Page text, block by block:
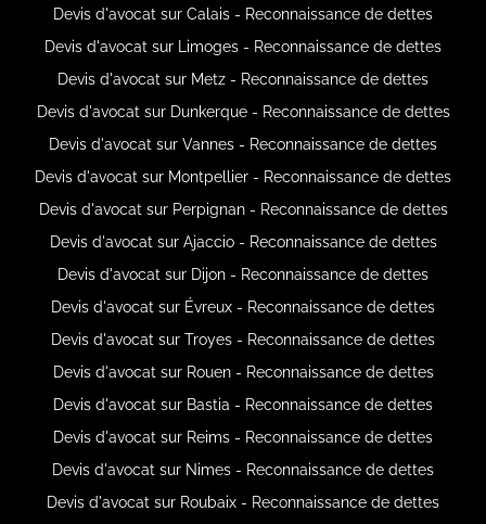
Devis d'avocat sur Calais - Reconnaissance de dettes
Devis d'avocat sur Limoges - Reconnaissance de dettes
Devis d'avocat sur Metz - Reconnaissance de dettes
Devis d'avocat sur Dunkerque - Reconnaissance de dettes
Devis d'avocat sur Vannes - Reconnaissance de dettes
Devis d'avocat sur Montpellier - Reconnaissance de dettes
Devis d'avocat sur Perpignan - Reconnaissance de dettes
Devis d'avocat sur Ajaccio - Reconnaissance de dettes
Devis d'avocat sur Dijon - Reconnaissance de dettes
Devis d'avocat sur Évreux - Reconnaissance de dettes
Devis d'avocat sur Troyes - Reconnaissance de dettes
Devis d'avocat sur Rouen - Reconnaissance de dettes
Devis d'avocat sur Bastia - Reconnaissance de dettes
Devis d'avocat sur Reims - Reconnaissance de dettes
Devis d'avocat sur Nimes - Reconnaissance de dettes
Devis d'avocat sur Roubaix - Reconnaissance de dettes